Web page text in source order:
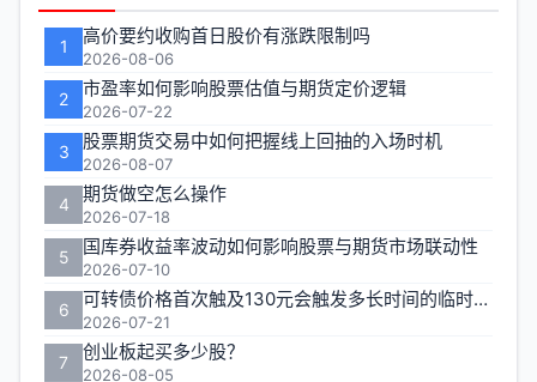
能
区
1 高价要约收购首日股价有涨跌限制吗
2026-08-06
2 市盈率如何影响股票估值与期货定价逻辑
2026-07-22
3 股票期货交易中如何把握线上回抽的入场时机
2026-08-07
4 期货做空怎么操作
2026-07-18
5 国库券收益率波动如何影响股票与期货市场联动性
2026-07-10
6 可转债价格首次触及130元会触发多长时间的临时停牌
2026-07-21
7 创业板起买多少股？
2026-08-05